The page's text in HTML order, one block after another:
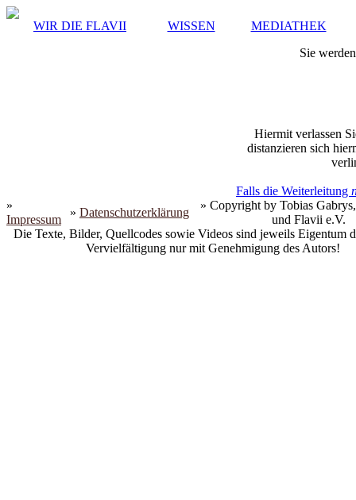
WIR DIE FLAVII WISSEN
MEDIATHEK
Sie
Hiermit verlassen
distanzieren sich
Falls die Weiterleitung
»
Impressum
» Datenschutzerklärung
» Copyright by Tobias
und Flavii e.V.
Die Texte, Bilder, Quellcodes sowie Videos sind jeweils Eigentum
Vervielfältigung nur mit Genehmigung des Autors!